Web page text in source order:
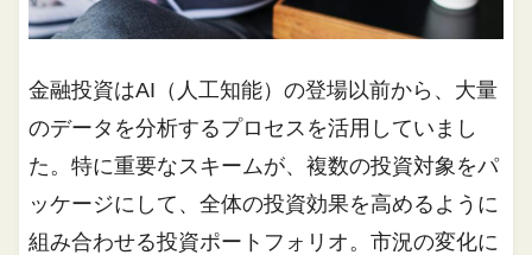
金融投資はAI（人工知能）の登場以前から、大量
のデータを分析するプロセスを活用していまし
た。特に重要なスキームが、複数の投資対象をパ
ッケージにして、全体の投資効果を高めるように
組み合わせる投資ポートフォリオ。市況の変化に